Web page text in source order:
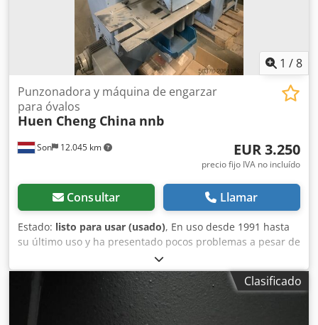
1 /8
Son 12.045 km
Punzonadora y máquina de engarzar
para óvalos
Huen Cheng China nnb
EUR 3.250
precio fijo IVA no incluído
Consultar Llamar
Estado: listo para usar (usado), En uso desde 1991 hasta
su último uso y ha presentado pocos problemas a pesar de
ser una máquina china de punzonado y remachado de
ojales ovalados de los años 90. Dedjx Nd U Dopfx Adiokr
Clasificado